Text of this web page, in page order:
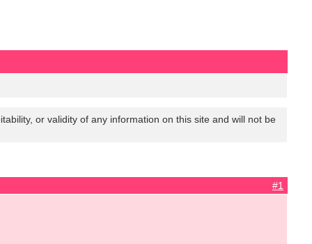
or validity of any information on this site and will not be
#1